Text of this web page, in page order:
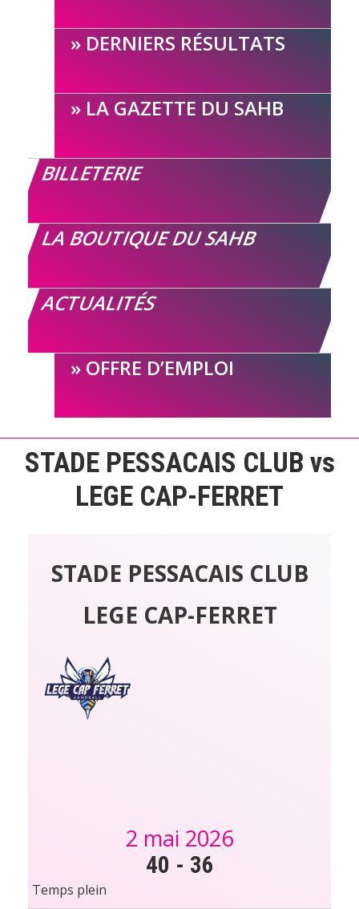
DERNIERS RÉSULTATS
LA GAZETTE DU SAHB
BILLETERIE
LA BOUTIQUE DU SAHB
ACTUALITÉS
OFFRE D’EMPLOI
STADE PESSACAIS CLUB vs
LEGE CAP-FERRET
STADE PESSACAIS CLUB
LEGE CAP-FERRET
2 mai 2026
40 - 36
Temps plein